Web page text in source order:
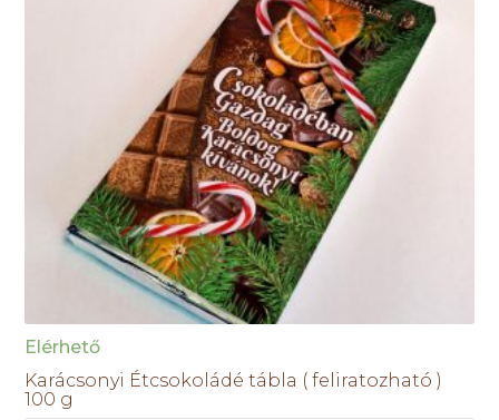
Elérhető
Karácsonyi Étcsokoládé tábla ( feliratozható )
100 g